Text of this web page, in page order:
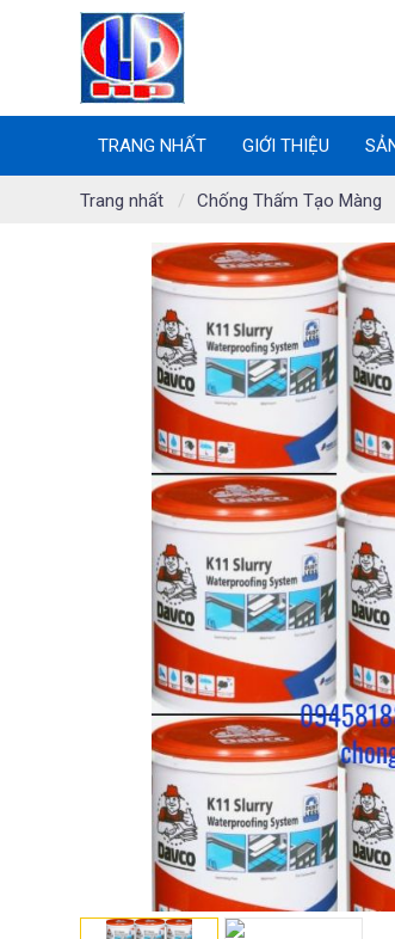
TRANG NHẤT GIỚI THIỆU
Trang nhất Chống Thấm Tạo Màng